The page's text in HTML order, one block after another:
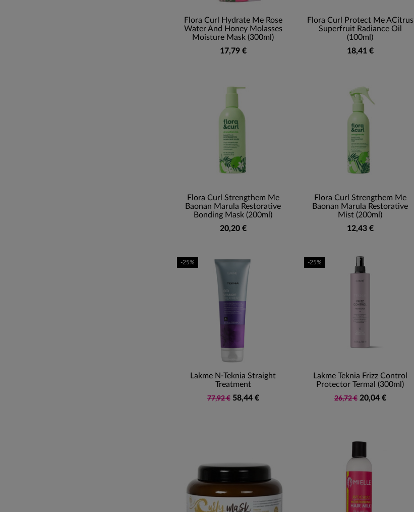
Flora Curl Hydrate Me Rose
Water And Honey Molasses
Moisture Mask (300ml)
17,79 €
Flora Curl Protect Me ACitrus
Superfruit Radiance Oil
(100ml)
18,41 €
Flora Curl Strengthem Me
Baonan Marula Restorative
Bonding Mask (200ml)
20,20 €
Flora Curl Strengthem Me
Baonan Marula Restorative
Mist (200ml)
12,43 €
Lakme N-Teknia Straight
Treatment
77,92 € 58,44 €
-25%
Lakme Teknia Frizz Control
Protector Termal (300ml)
26,72 € 20,04 €
-25%